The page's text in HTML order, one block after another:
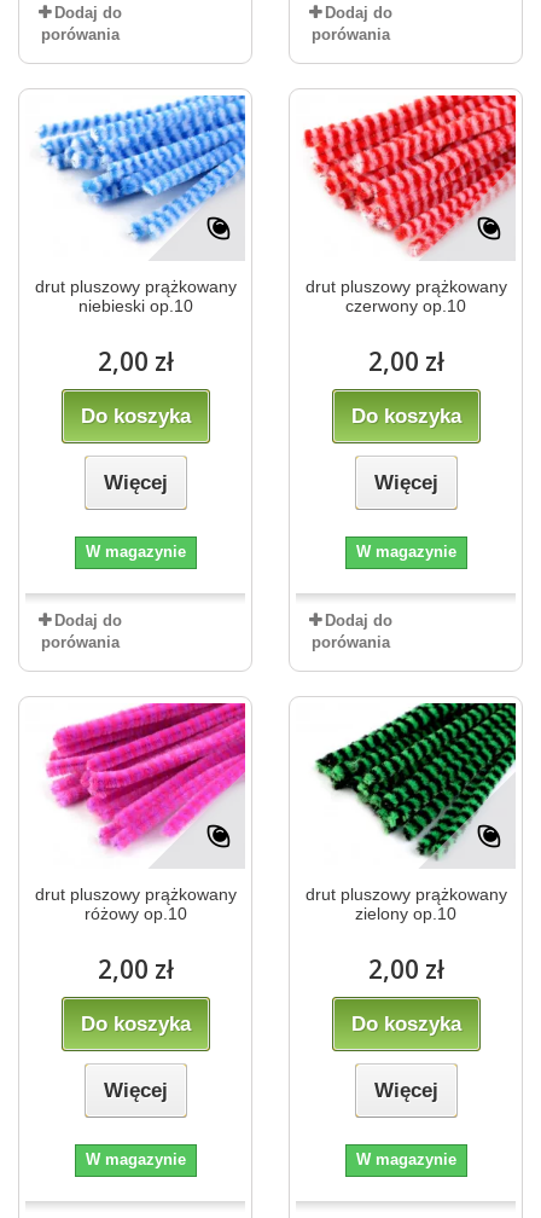
Dodaj do
porówania
Dodaj do
porówania
drut pluszowy prążkowany
niebieski op.10
2,00 zł
Do koszyka
Więcej
W magazynie
Dodaj do
porówania
drut pluszowy prążkowany
czerwony op.10
2,00 zł
Do koszyka
Więcej
W magazynie
Dodaj do
porówania
drut pluszowy prążkowany
różowy op.10
2,00 zł
Do koszyka
Więcej
W magazynie
drut pluszowy prążkowany
zielony op.10
2,00 zł
Do koszyka
Więcej
W magazynie